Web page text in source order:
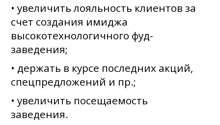
• увеличить лояльность клиентов за
счет создания имиджа
высокотехнологичного фуд-
заведения;
• держать в курсе последних акций,
спецпредложений и пр.;
• увеличить посещаемость
заведения.